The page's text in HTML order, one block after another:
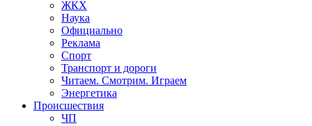
ЖКХ
Наука
Официально
Реклама
Спорт
Транспорт и дороги
Читаем. Смотрим. Играем
Энергетика
Происшествия
ЧП